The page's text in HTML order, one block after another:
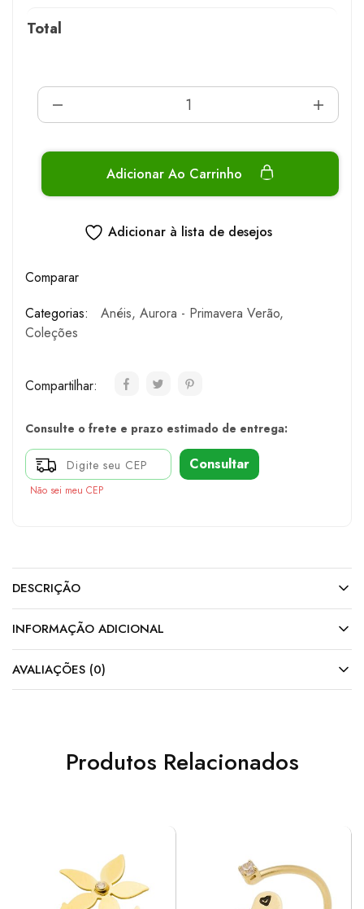
Total
Adicionar Ao Carrinho
Adicionar à lista de desejos
Comparar
Categorias:
Anéis, Aurora - Primavera Verão,
Coleções
Compartilhar:
Consulte o frete e prazo estimado de entrega:
Consultar
Não sei meu CEP
DESCRIÇÃO
INFORMAÇÃO ADICIONAL
AVALIAÇÕES (0)
Produtos Relacionados